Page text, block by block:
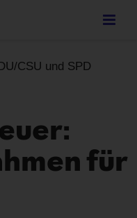
CSU und SPD
für